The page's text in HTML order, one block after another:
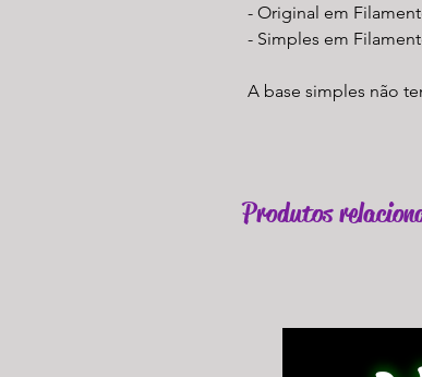
- Original em
- Simples em
A base simples não
Produtos